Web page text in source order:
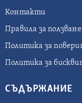
Контакти
Правила за ползване
Политика за
Политика за
СЪДЪРЖАНИЕ